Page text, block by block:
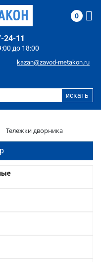
до 18:00
24-11
kazan@zavod-metakon.ru
0
Тележки дворника